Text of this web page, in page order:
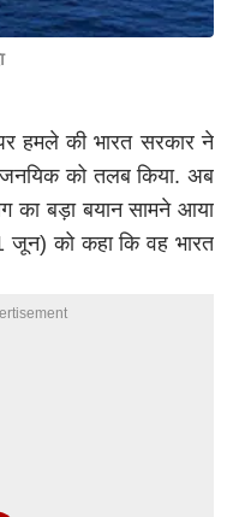
हमले की भारत सरकार ने
को तलब किया. अब
का बड़ा बयान सामने आया
जून) को कहा कि वह भारत